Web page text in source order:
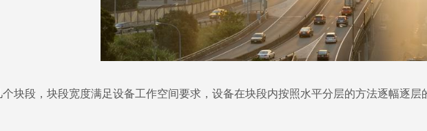
段，块段宽度满足设备工作空间要求，设备在块段内按照水平分层的方法逐幅逐层